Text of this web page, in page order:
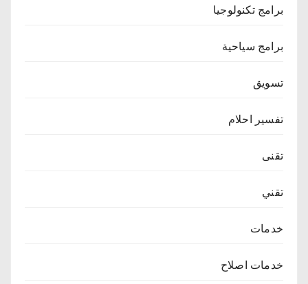
برامج تكنولوجيا
برامج سياحية
تسويق
تفسير احلام
تقنى
تقني
خدمات
خدمات اصلاح